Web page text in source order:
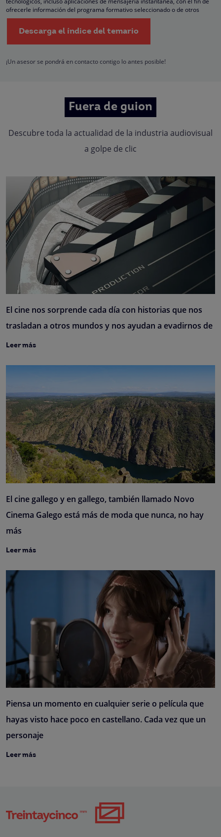
ofrecerle información del programa formativo seleccionado o de otros
directamente relacionados con el interés manifestado y, en su caso, para
tramitar la contratación correspondiente. Compartiremos su solicitud con las
empresas que conforman elGrupo Northius, con el objeto de que estas
hacerle llegar la mejor oferta de productos y servicios de acuerdo a su
oposición, limitación, tal y como se explica en laPolítica de Privacidad
Descarga el índice del temario
¡Un asesor se pondrá en contacto contigo lo antes posible!
Fuera de guion
Descubre toda la actualidad de la industria audiovisual
a golpe de clic
El cine nos sorprende cada día con historias que nos
trasladan a otros mundos y nos ayudan a evadirnos de
Leer más
El cine gallego y en gallego, también llamado Novo
Cinema Galego está más de moda que nunca, no hay
más
Leer más
Piensa un momento en cualquier serie o película que
hayas visto hace poco en castellano. Cada vez que un
personaje
Leer más